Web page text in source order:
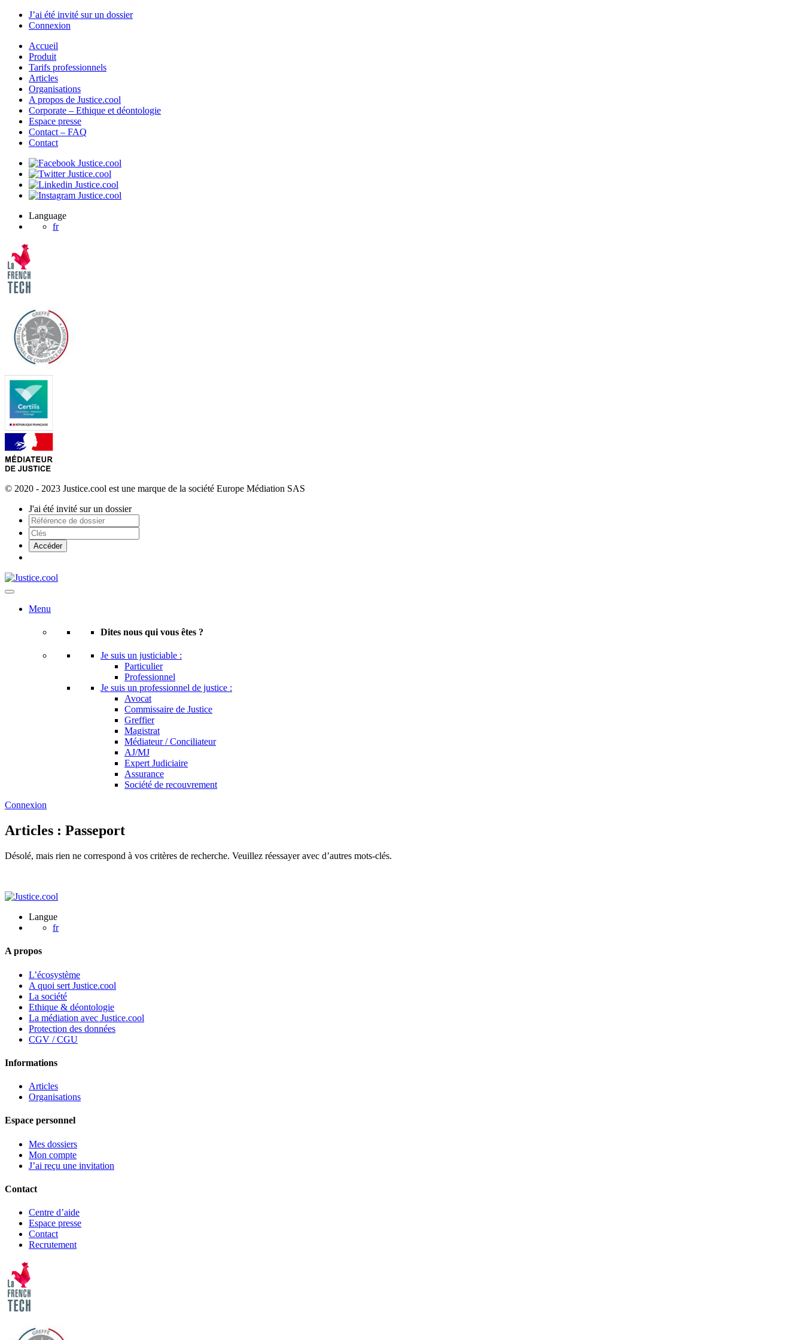
J’ai été invité sur un dossier
Connexion
Accueil
Produit
Tarifs professionnels
Articles
Organisations
A propos de Justice.cool
Corporate – Ethique et déontologie
Espace presse
Contact – FAQ
Contact
Language
fr
© 2020 - 2023 Justice.cool est une marque de la société Europe Médiation SAS
J'ai été invité sur un dossier
Menu
Dites nous qui vous êtes ?
Je suis un justiciable :
Particulier
Professionnel
Je suis un professionnel de justice :
Avocat
Commissaire de Justice
Greffier
Magistrat
Médiateur / Conciliateur
AJ/MJ
Expert Judiciaire
Assurance
Société de recouvrement
Connexion
Articles : Passeport
Désolé, mais rien ne correspond à vos critères de recherche. Veuillez réessayer avec d’autres mots-clés.
Langue
fr
A propos
L’écosystème
A quoi sert Justice.cool
La société
Ethique & déontologie
La médiation avec Justice.cool
Protection des données
CGV / CGU
Informations
Articles
Organisations
Espace personnel
Mes dossiers
Mon compte
J’ai reçu une invitation
Contact
Centre d’aide
Espace presse
Contact
Recrutement